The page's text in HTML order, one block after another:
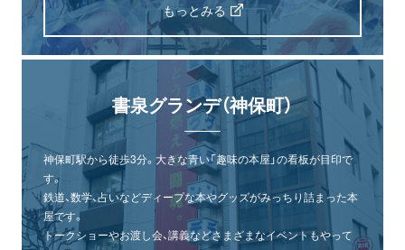
もっとみる
書泉グランデ（神保町）
神保町駅から徒歩3分。大きな青い「趣味の本屋」の看板が目印で
す。
鉄道、数学、占いなどディープな本やグッズがみっちり詰まった本
屋です。
トークショーやお渡し会、講義などさまざまなイベントもやって